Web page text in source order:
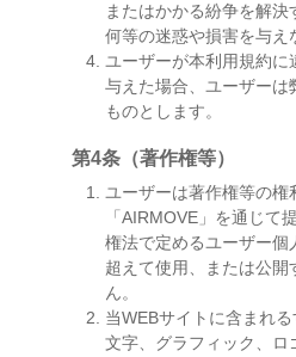
またはかかる紛争を解
何等の迷惑や損害を与え
ユーザーが本利用規約に
与えた場合、ユーザーは
ものとします。
第4条（著作権等）
ユーザーは著作権等の権
「AIRMOVE」を通じて
権法で定めるユーザー個
超えて使用、または公開
ん。
当WEBサイトに含まれる
文字、グラフィック、ロ